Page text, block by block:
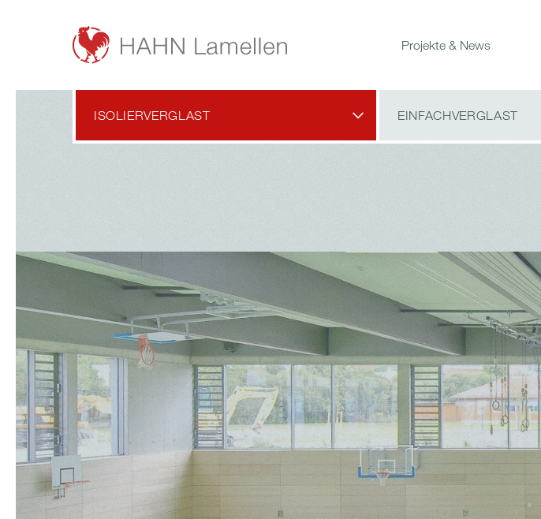
Projekte & News
ISOLIERVERGLAST EINFACHVERGLAST